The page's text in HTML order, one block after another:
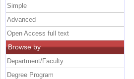
Simple
Advanced
Open Access full text
Browse by
Department/Faculty
Degree Program